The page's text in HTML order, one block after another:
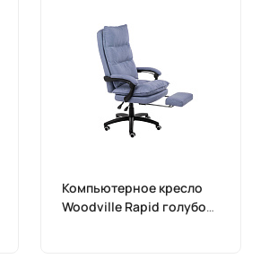
Компьютерное кресло
Woodville Rapid голубое